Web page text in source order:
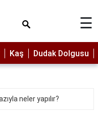
☰
Kaş Dudak Dolgusu
neler yapılır?